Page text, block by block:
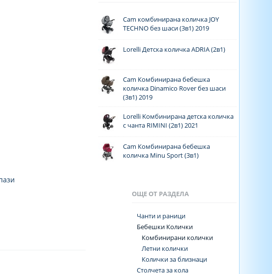
Cam комбинирана количка JOY
TECHNO без шаси (3в1) 2019
Lorelli Детска количка ADRIA (2в1)
Cam Комбинирана бебешка
количка Dinamico Rover без шаси
(3в1) 2019
Lorelli Kомбинирана детска количка
с чанта RIMINI (2в1) 2021
Cam Комбинирана бебешка
количка Minu Sport (3в1)
ОЩЕ ОТ РАЗДЕЛА
Чанти и раници
Бебешки Колички
Комбинирани колички
Летни колички
Колички за близнаци
Столчета за кола